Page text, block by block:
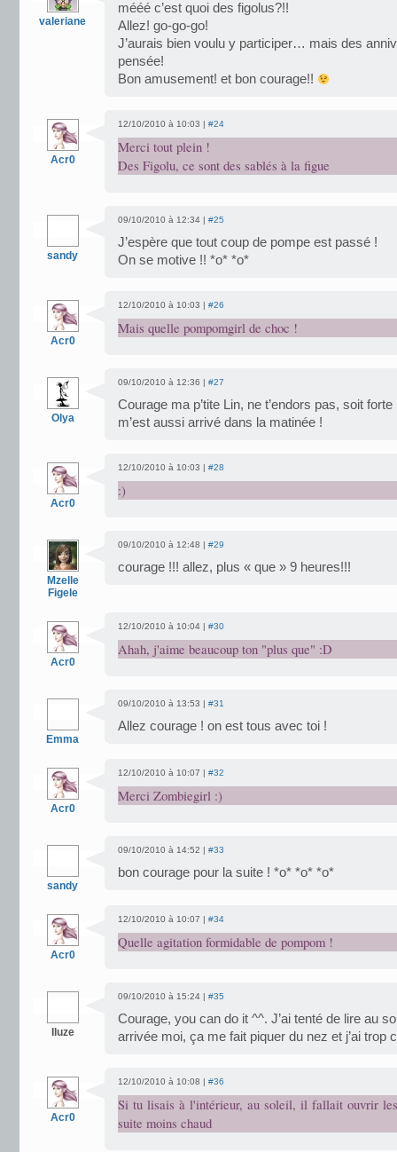
valeriane
mééé c’est quoi des figolus?!!
Allez! go-go-go!
J’aurais bien voulu y participer… mais des
pensée!
Bon amusement! et bon courage!!
Acr0
12/10/2010 à 10:03 | #24
Merci tout plein !
Des Figolu, ce sont des sablés à la figue
sandy
09/10/2010 à 12:34 | #25
J’espère que tout coup de pompe est passé !
On se motive !! *o* *o*
Acr0
12/10/2010 à 10:03 | #26
Mais quelle pompomgirl de choc !
Olya
09/10/2010 à 12:36 | #27
Courage ma p’tite Lin, ne t’endors pas, soit
m’est aussi arrivé dans la matinée !
Acr0
12/10/2010 à 10:03 | #28
:)
Mzelle
Figele
09/10/2010 à 12:48 | #29
courage !!! allez, plus « que » 9 heures!!!
Acr0
12/10/2010 à 10:04 | #30
Ahah, j'aime beaucoup ton "plus que" :D
Emma
09/10/2010 à 13:53 | #31
Allez courage ! on est tous avec toi !
Acr0
12/10/2010 à 10:07 | #32
Merci Zombiegirl :)
sandy
09/10/2010 à 14:52 | #33
bon courage pour la suite ! *o* *o* *o*
Acr0
12/10/2010 à 10:07 | #34
Quelle agitation formidable de pompom !
Iluze
09/10/2010 à 15:24 | #35
Courage, you can do it ^^. J’ai tenté de lire au
arrivée moi, ça me fait piquer du nez et j’ai trop
Acr0
12/10/2010 à 10:08 | #36
Si tu lisais à l'intérieur, au soleil, il fallait ouvrir
suite moins chaud